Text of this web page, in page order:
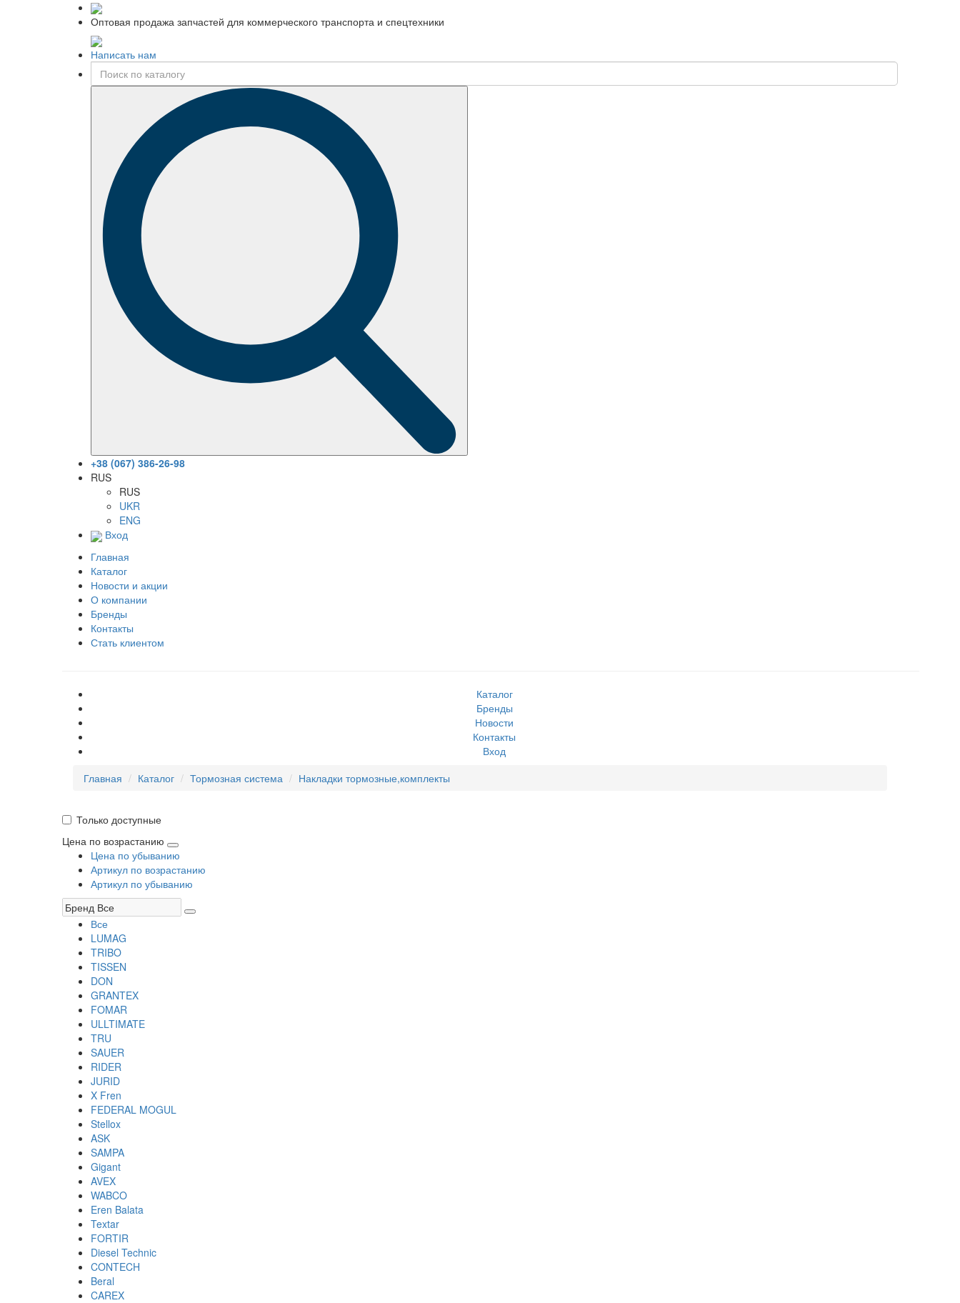
Оптовая продажа запчастей для коммерческого транспорта и спецтехники
Написать нам
+38 (067) 386-26-98
RUS
RUS
UKR
ENG
Вход
Главная
Каталог
Новости и акции
О компании
Бренды
Контакты
Стать клиентом
Каталог
Бренды
Новости
Контакты
Вход
Главная
Каталог Тормозная система Накладки тормозные,комплекты
Только доступные
Цена по возрастанию
Цена по убыванию
Артикул по возрастанию
Артикул по убыванию
Все
LUMAG
TRIBO
TISSEN
DON
GRANTEX
FOMAR
ULLTIMATE
TRU
SAUER
RIDER
JURID
X Fren
FEDERAL MOGUL
Stellox
ASK
SAMPA
Gigant
AVEX
WABCO
Eren Balata
Textar
FORTIR
Diesel Technic
CONTECH
Beral
CAREX